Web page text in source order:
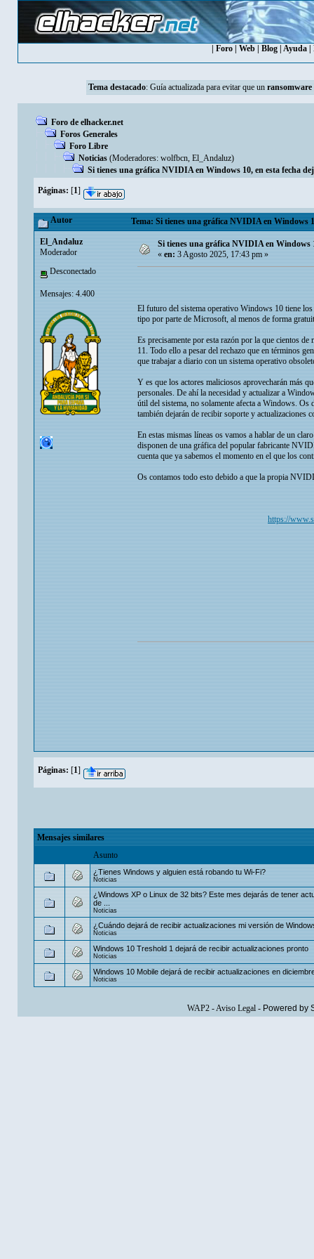
Foro| Web| Blog| Ayuda|
Tema destacado: Guía actualizada para evitar que un ransomware
Foro de elhacker.net
Foros Generales
Foro Libre
Noticias (Moderadores: wolfbcn, El_Andaluz)
Si tienes una gráfica NVIDIA en Windows 10, en esta fecha
Páginas: [1]
Autor Tema: Si tienes una gráfica NVIDIA en Windows
El_Andaluz
Moderador
Desconectado
Mensajes: 4.400
Si tienes una gráfica NVIDIA en Windows
«en:3 Agosto 2025, 17:43 pm »
El futuro del sistema operativo Windows 10 tiene
tipo por parte de Microsoft, al menos de forma
Es precisamente por esta razón por la que cientos
11. Todo ello a pesar del rechazo que en términos
que trabajar a diario con un sistema operativo
Y es que los actores maliciosos aprovecharán más
personales. De ahí la necesidad y actualizar a
útil del sistema, no solamente afecta a Windows. Os
también dejarán de recibir soporte y actualizaciones
En estas mismas líneas os vamos a hablar de un
disponen de una gráfica del popular fabricante
cuenta que ya sabemos el momento en el que los
Os contamos todo esto debido a que la propia
https://
Páginas: [1]
Mensajes similares
Asunto
¿Tienes Windows y alguien está robando tu Wi-Fi?
Noticias
¿Windows XP o Linux de 32 bits? Este mes dejarás de tener
de ...
Noticias
¿Cuándo dejará de recibir actualizaciones mi versión de
Noticias
Windows 10 Treshold 1 dejará de recibir actualizaciones pronto
Noticias
Windows 10 Mobile dejará de recibir actualizaciones en
Noticias
WAP2-Aviso Legal- Powered by